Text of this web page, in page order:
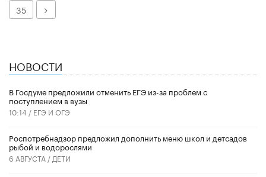
35
Далее
НОВОСТИ
В Госдуме предложили отменить ЕГЭ из-за проблем с
поступлением в вузы
10:14 / ЕГЭ И ОГЭ
Роспотребнадзор предложил дополнить меню школ и детсадов
рыбой и водорослями
6 АВГУСТА / ДЕТИ